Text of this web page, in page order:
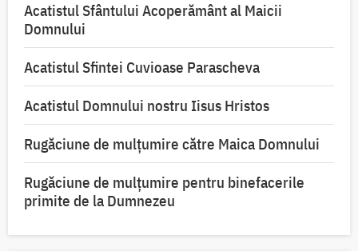
Acatistul Sfântului Acoperământ al Maicii
Domnului
Acatistul Sfintei Cuvioase Parascheva
Acatistul Domnului nostru Iisus Hristos
Rugăciune de mulţumire către Maica Domnului
Rugăciune de mulțumire pentru binefacerile
primite de la Dumnezeu